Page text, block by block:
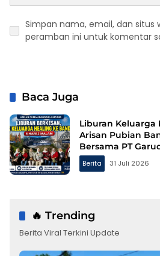
Simpan nama, email, dan situs
peramban ini untuk komentar
Baca Juga
Liburan Keluarga
Arisan Pubian
Bersama PT
Gathering ke
Berita 31 Juli 2026
🔥 Trending
Berita Viral Terkini Update